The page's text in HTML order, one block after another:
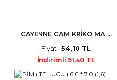
CAYENNE CAM KRİKO MA ...
Fiyat :54,10 TL
İndirimli 51,40 TL